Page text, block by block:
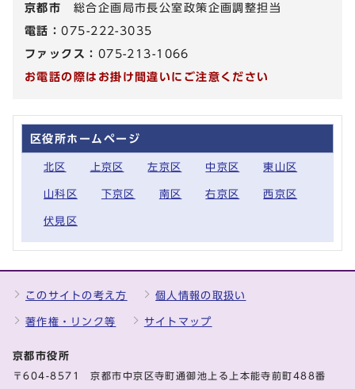
京都市 総合企画局市長公室政策企画調整担当
電話：075-222-3035
ファックス： 075-213-1066
お電話の際はお掛け間違いにご注意ください
区役所ホームページ
北区 上京区 左京区 中京区 東山区
山科区 下京区 南区 右京区 西京区
伏見区
このサイトの考え方 個人情報の取扱い
著作権・リンク等 サイトマップ
京都市役所
〒604-8571 京都市中京区寺町通御池上る上本能寺前町488番